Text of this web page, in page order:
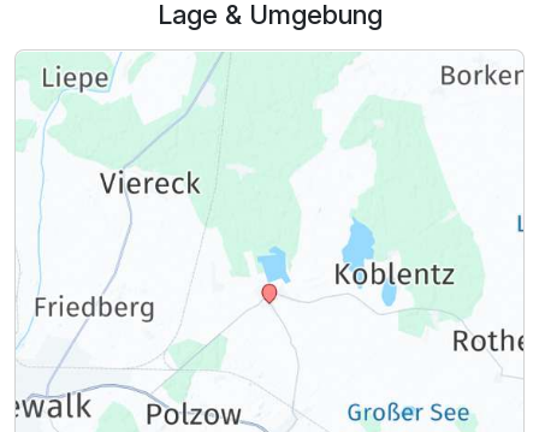
Ausstattung
Zusatznächte
Für 2 Tage p.P. ab 125,00 €
Doppelzimmer Komfort Plus
2 Erwachsene und 1 Kind
Lage & Umgebung